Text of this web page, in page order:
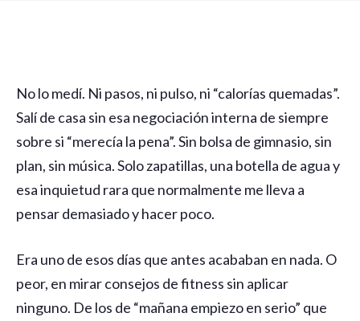
No lo medí. Ni pasos, ni pulso, ni “calorías quemadas”.
Salí de casa sin esa negociación interna de siempre
sobre si “merecía la pena”. Sin bolsa de gimnasio, sin
plan, sin música. Solo zapatillas, una botella de agua y
esa inquietud rara que normalmente me lleva a
pensar demasiado y hacer poco.
Era uno de esos días que antes acababan en nada. O
peor, en mirar consejos de fitness sin aplicar
ninguno. De los de “mañana empiezo en serio” que